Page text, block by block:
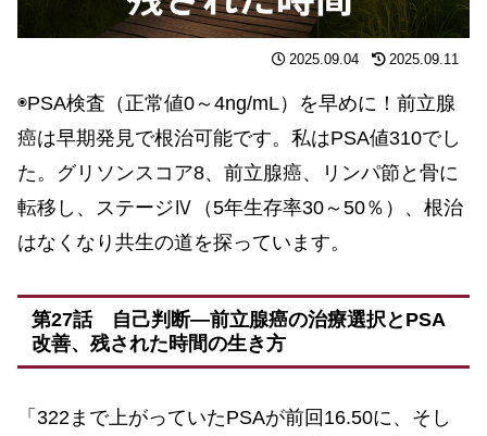
2025.09.04 2025.09.11
◉PSA検査（正常値0～4ng/mL）を早めに！前立腺
癌は早期発見で根治可能です。私はPSA値310でし
た。グリソンスコア8、前立腺癌、リンパ節と骨に
転移し、ステージⅣ（5年生存率30～50％）、根治
はなくなり共生の道を探っています。
第27話 自己判断―前立腺癌の治療選択とPSA
改善、残された時間の生き方
「322まで上がっていたPSAが前回16.50に、そし